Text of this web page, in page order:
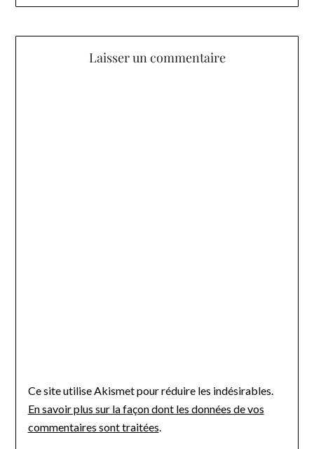
Laisser un commentaire
Ce site utilise Akismet pour réduire les indésirables.
En savoir plus sur la façon dont les données de vos
commentaires sont traitées